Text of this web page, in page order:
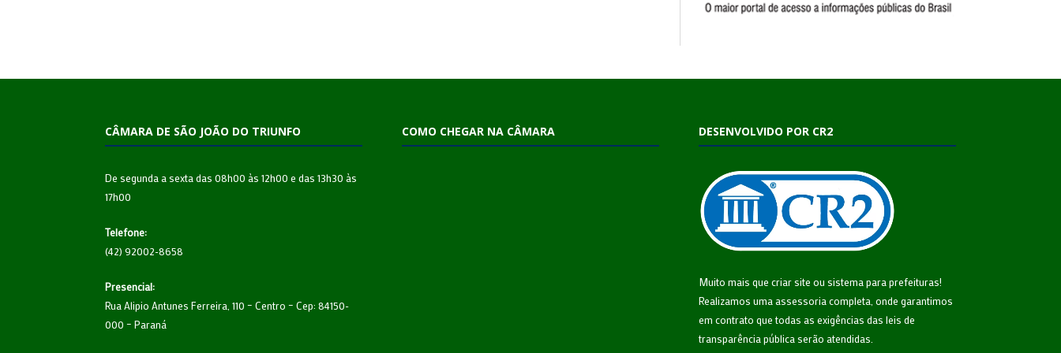
CÂMARA DE SÃO JOÃO DO TRIUNFO
De segunda a sexta das 08h00 às 12h00 e das 13h30 às
17h00
Telefone:
(42) 92002-8658
Presencial:
Rua Alipio Antunes Ferreira, 110 – Centro – Cep: 84150-
000 – Paraná
COMO CHEGAR NA CÂMARA DESENVOLVIDO POR CR2
Muito mais que criar site ou sistema para prefeituras!
Realizamos uma assessoria completa, onde garantimos
em contrato que todas as exigências das leis de
transparência pública serão atendidas.